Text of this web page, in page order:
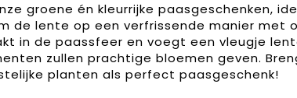
groene én kleurrijke paasgeschenken,
de lente op een verfrissende manier met
in de paassfeer en voegt een vleugje
zullen prachtige bloemen geven.
planten als perfect paasgeschenk!